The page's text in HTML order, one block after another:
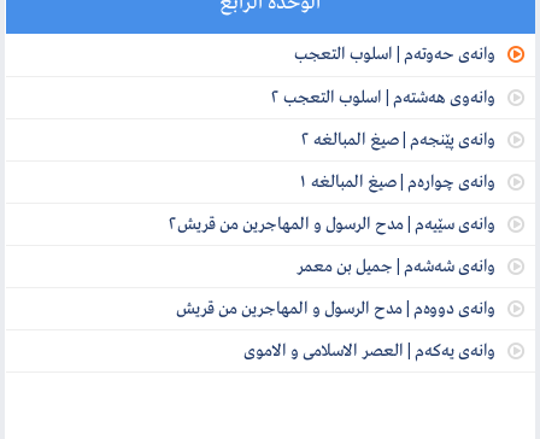
وانەی حەوتەم | اسلوب التعجب
وانەوی هەشتەم | اسلوب التعجب ٢
وانەی پێنجەم | صیغ المبالغە ٢
وانەی چوارەم | صیغ المبالغە ١
وانەی سێیەم | مدح الرسول و المهاجرین من قریش٢
وانەی شەشەم | جمیل بن معمر
وانەی دووەم | مدح الرسول و المهاجرین من قریش
وانەی یەکەم | العصر الاسلامی و الاموی